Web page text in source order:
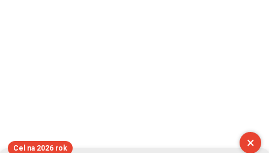
×
Cel na 2026 rok